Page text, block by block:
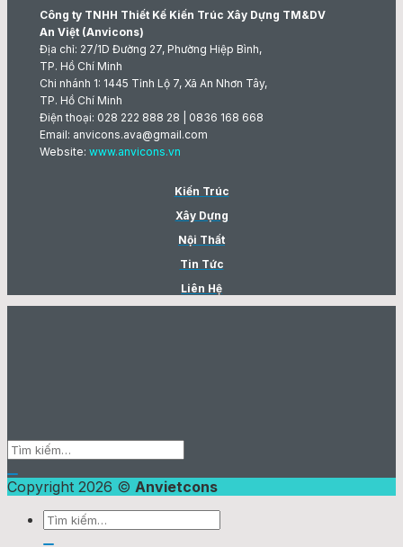
Công ty TNHH Thiết Kế Kiến Trúc Xây Dựng TM&DV
An Việt (Anvicons)
Địa chỉ: 27/1D Đường 27, Phường Hiệp Bình,
TP. Hồ Chí Minh
Chi nhánh 1: 1445 Tỉnh Lộ 7, Xã An Nhơn Tây,
TP. Hồ Chí Minh
Điện thoại: 028 222 888 28 | 0836 168 668
Email: anvicons.ava@gmail.com
Website: www.anvicons.vn
Kiến Trúc
Xây Dựng
Nội Thất
Tin Tức
Liên Hệ
Copyright 2026 © Anvietcons